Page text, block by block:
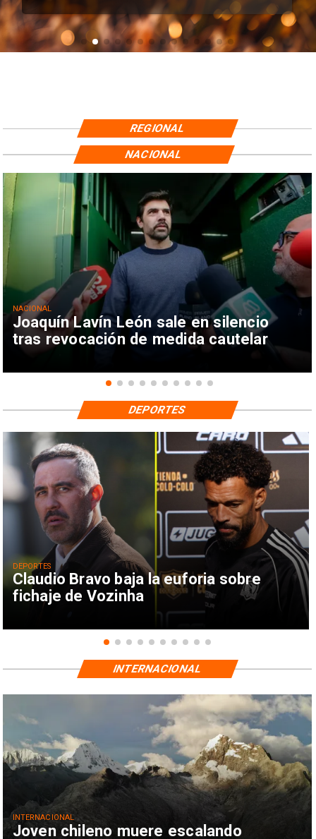
REGIONAL
Joaquín Lavín León sale en silencio
tras revocación de medida cautelar
NACIONAL
NACIONAL
Claudio Bravo baja la euforia sobre
fichaje de Vozinha
DEPORTES
DEPORTES
Joven chileno muere escalando
INTERNACIONAL
INTERNACIONAL